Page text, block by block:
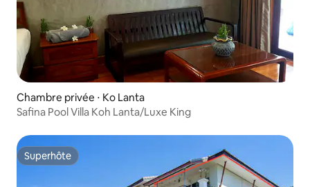
Chambre privée ⋅ Ko Lanta
Safina Pool Villa Koh Lanta/Luxe King
Superhôte
Superhôte